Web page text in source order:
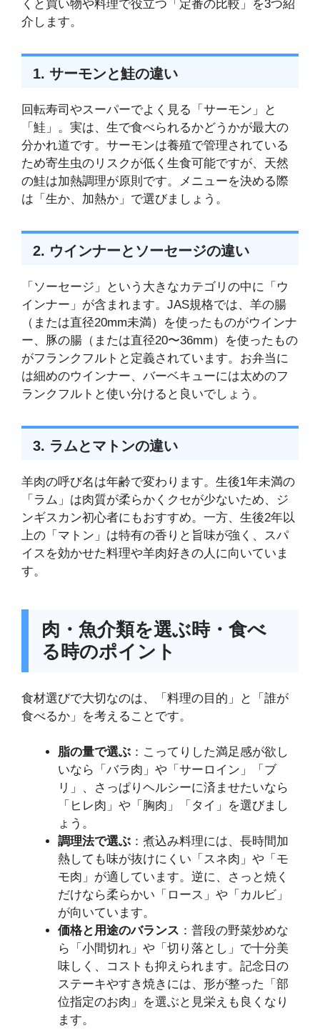
くと買い物や料理で役立つ「定番の比較」を3つ紹
介します。
1. サーモンと鮭の違い
回転寿司やスーパーでよく見る「サーモン」と
「鮭」。実は、生で食べられるかどうかが最大の
分かれ道です。サーモンは養殖で管理されている
ため寄生虫のリスクが低く生食可能ですが、天然
の鮭は加熱調理が原則です。メニューを決める際
は「生か、加熱か」で選びましょう。
2. ウインナーとソーセージの違い
「ソーセージ」という大きなカテゴリの中に「ウ
インナー」が含まれます。JAS規格では、羊の腸
（または直径20mm未満）を使ったものがウインナ
ー、豚の腸（または直径20〜36mm）を使ったもの
がフランクフルトと定義されています。お弁当に
は細めのウインナー、バーベキューには太めのフ
ランクフルトと使い分けると良いでしょう。
3. ラムとマトンの違い
羊肉の呼び名は年齢で変わります。生後1年未満の
「ラム」は肉質が柔らかくクセが少ないため、ジ
ンギスカン初心者にもおすすめ。一方、生後2年以
上の「マトン」は特有の香りと旨味が強く、スパ
イスを効かせた料理や羊肉好きの人に向いていま
す。
肉・魚介類を選ぶ時・食べ
る時のポイント
食材選びで大切なのは、「料理の目的」と「誰が
食べるか」を考えることです。
脂の量で選ぶ ：こってりした満足感が欲し
いなら「バラ肉」や「サーロイン」「ブ
リ」、さっぱりヘルシーに済ませたいなら
「ヒレ肉」や「胸肉」「タイ」を選びまし
ょう。
調理法で選ぶ ：煮込み料理には、長時間加
熱しても味が抜けにくい「スネ肉」や「モ
モ肉」が適しています。逆に、さっと焼く
だけなら柔らかい「ロース」や「カルビ」
が向いています。
価格と用途のバランス ：普段の野菜炒めな
ら「小間切れ」や「切り落とし」で十分美
味しく、コストも抑えられます。記念日の
ステーキやすき焼きには、形が整った「部
位指定のお肉」を選ぶと見栄えも良くなり
ます。